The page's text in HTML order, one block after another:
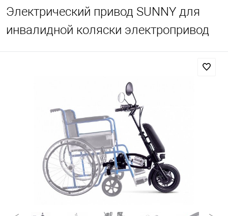
Электрический привод SUNNY для
инвалидной коляски электропривод